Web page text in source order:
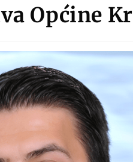
Općine